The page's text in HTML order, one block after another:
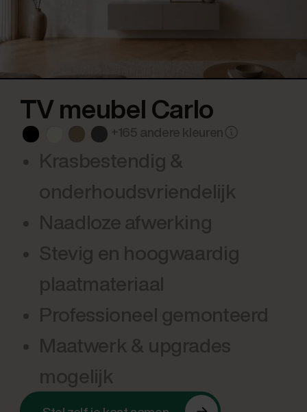
TV meubel Carlo
+165 andere kleuren
Krasbestendig &
onderhoudsvriendelijk
Naadloze afwerking
Stevig en hoogwaardig
plaatmateriaal
Professioneel gemonteerd
Maatwerk & upgrades
mogelijk